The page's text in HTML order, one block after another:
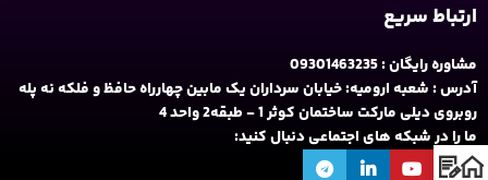
ارتباط سریع
مشاوره رایگان : 09301463235
آدرس : شعبه ارومیه: خیابان سرداران یک مابین چهارراه حافظ و فلکه نه پله
روبروی دیلی مارکت ساختمان کوثر 1 - طبقه2 واحد 4
ما را در شبکه های اجتماعی دنبال کنید: